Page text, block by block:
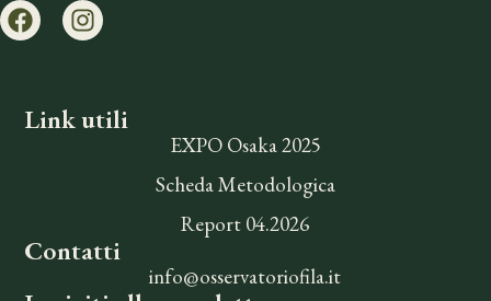
Link utili
EXPO Osaka 2025
Scheda Metodologica
Report 04.2026
Contatti
info@osservatoriofila.it